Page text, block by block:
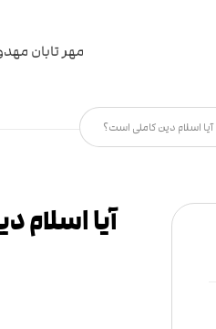
مهر تابان
آیا اسلام دین کاملی است؟
آیا اسلام